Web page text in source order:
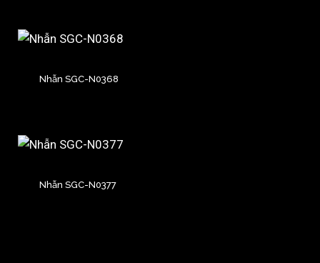
Nhẫn SGC-N0368
Nhẫn SGC-N0377